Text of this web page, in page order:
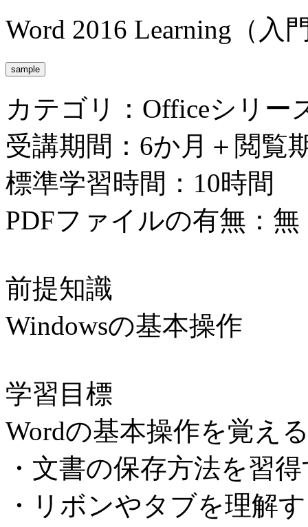
Word 2016 Learning（入
カテゴリ：Officeシリー
受講期間：6か月＋閲覧
標準学習時間：10時間
PDFファイルの有無：無
前提知識
Windowsの基本操作
学習目標
Wordの基本操作を覚え
・文書の保存方法を習
・リボンやタブを理解